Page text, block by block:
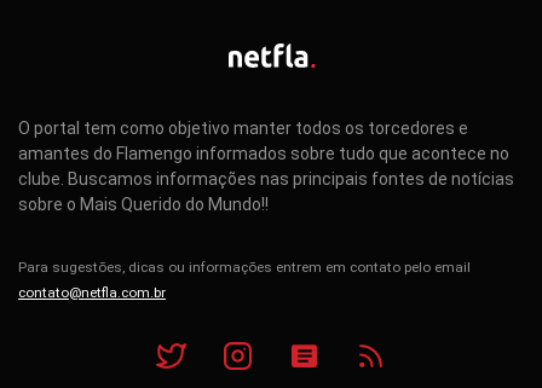
O portal tem como objetivo manter todos os torcedores e
amantes do Flamengo informados sobre tudo que acontece no
clube. Buscamos informações nas principais fontes de notícias
sobre o Mais Querido do Mundo!!
Para sugestões, dicas ou informações entrem em contato pelo email
contato@netfla.com.br